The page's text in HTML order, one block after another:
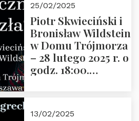
2025 r. godz. 17:30,
DAW ul. Miodowa
17/19
25/02/2025
Piotr Skwieciński i
Bronisław Wildstein
w Domu Trójmorza
– 28 lutego 2025 r. o
godz. 18:00.
13/02/2025